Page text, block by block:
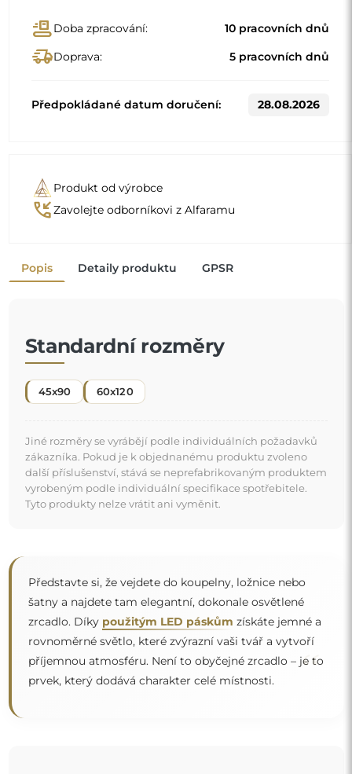
conveyor_beltDoba zpracování: 10 pracovních dnů
delivery_truck_speedDoprava: 5 pracovních dnů
Předpokládané datum doručení: 28.08.2026
Produkt od výrobce
phone_callbackZavolejte odborníkovi z Alfaramu
Popis Detaily produktu GPSR
Standardní rozměry
45x90 60x120
Jiné rozměry se vyrábějí podle individuálních požadavků
zákazníka. Pokud je k objednanému produktu zvoleno
další příslušenství, stává se neprefabrikovaným produktem
vyrobeným podle individuální specifikace spotřebitele.
Tyto produkty nelze vrátit ani vyměnit.
Představte si, že vejdete do koupelny, ložnice nebo
šatny a najdete tam elegantní, dokonale osvětlené
zrcadlo. Díky použitým LED páskům získáte jemné a
rovnoměrné světlo, které zvýrazní vaši tvář a vytvoří
příjemnou atmosféru. Není to obyčejné zrcadlo – je to
prvek, který dodává charakter celé místnosti.
“